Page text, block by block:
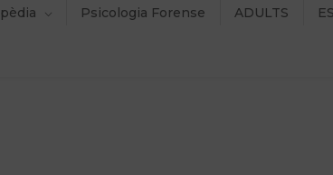
Psicologia Forense ADULTS